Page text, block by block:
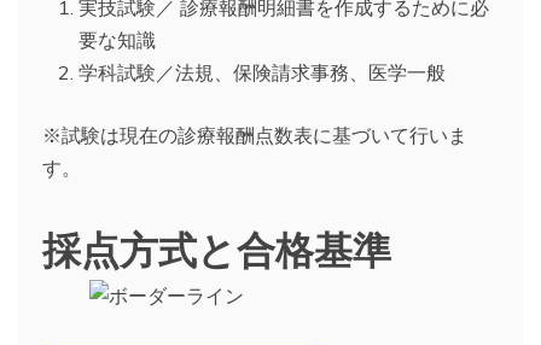
実技試験／ 診療報酬明細書を作成するために必
要な知識
学科試験／法規、保険請求事務、医学一般
※試験は現在の診療報酬点数表に基づいて行いま
す。
採点方式と合格基準